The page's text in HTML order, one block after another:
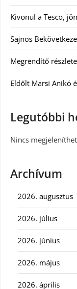
Kivonul a Tesco,
Sajnos
Megrendítő
Eldőlt Marsi Anikó
Legutóbbi
Nincs
Archívum
2026. augusztus
2026. július
2026. június
2026. május
2026. április